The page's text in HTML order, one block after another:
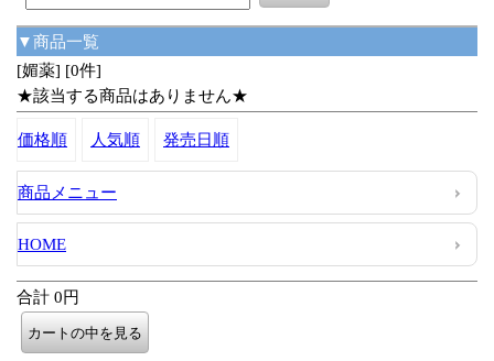
▼商品一覧
[媚薬] [0件]
★該当する商品はありません★
価格順 人気順 発売日順
商品メニュー
HOME
合計 0円